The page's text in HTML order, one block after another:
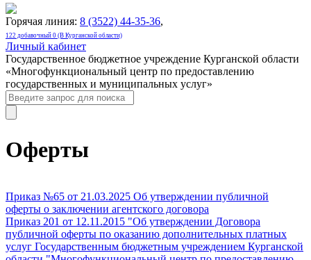
Горячая линия: 8 (3522) 44-35-36,
122 добавочный 0 (В Курганской области)
Личный кабинет
Государственное бюджетное учреждение Курганской области
«Многофункциональный центр по предоставлению
государственных и муниципальных услуг»
Оферты
Приказ №65 от 21.03.2025 Об утверждении публичной
оферты о заключении агентского договора
Приказ 201 от 12.11.2015 "Об утверждении Договора
публичной оферты по оказанию дополнительных платных
услуг Государственным бюджетным учреждением Курганской